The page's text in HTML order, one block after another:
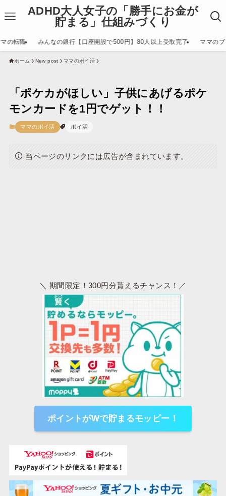
ADHD大人女子の「勝手にお金が
貯まる」仕組みづくり
の転職 みんなの銀行【口座開設で500円】80人以上受取完了 ママの
ホーム New post ママのポイ活
「ポケカがほしい」子供にあげるポケ
モンカードを1円でゲット！！
ママのポイ活 ポイ活
当ページのリンクには広告が含まれています。
＼ 期間限定！300円分貰えるチャンス！／
ポイントがWで貯まるモッピー！